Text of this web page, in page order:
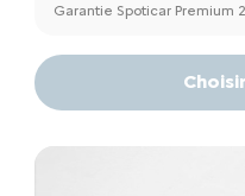
Garantie Spoticar Premium